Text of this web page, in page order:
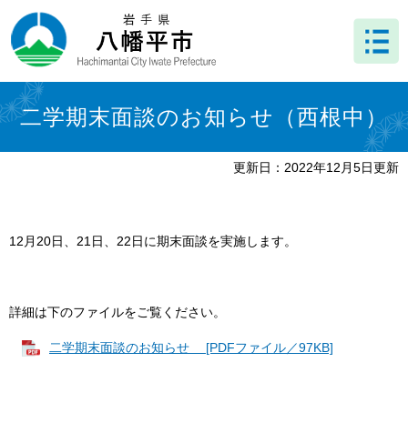
ー
ジ
先
頭
で
ニ
ュ
を
飛
ば
文 二学期末面談のお知らせ（西根中）
更新日：2022年12月5日更新
12月20日、21日、22日に期末面談を実施します。
詳細は下のファイルをご覧ください。
二学期末面談のお知らせ [PDFファイル／97KB]